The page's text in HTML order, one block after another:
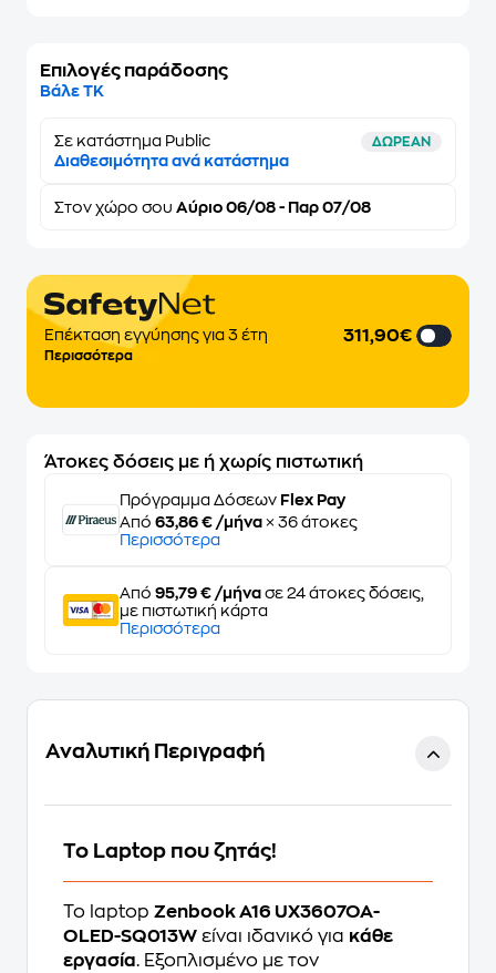
Επιλογές παράδοσης
Βάλε ΤΚ
Σε κατάστημα Public ΔΩΡΕΑΝ
Διαθεσιμότητα ανά κατάστημα
Στον χώρο σου Αύριο 06/08 - Παρ 07/08
Επέκταση εγγύησης για 3 έτη
Περισσότερα
311,90€
Άτοκες δόσεις με ή χωρίς πιστωτική
Πρόγραμμα Δόσεων Flex Pay
Από 63,86 € /μήνα × 36 άτοκες
Περισσότερα
Από 95,79 € /μήνα σε 24 άτοκες δόσεις,
με πιστωτική κάρτα
Περισσότερα
Αναλυτική Περιγραφή
Το Laptop που ζητάς!
Το laptop Zenbook A16 UX3607OA-
OLED-SQ013W είναι ιδανικό για κάθε
εργασία. Εξοπλισμένο με τον